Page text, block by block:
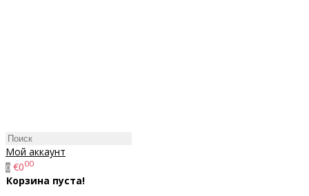
Мой аккаунт
0 €000
Корзина пуста!